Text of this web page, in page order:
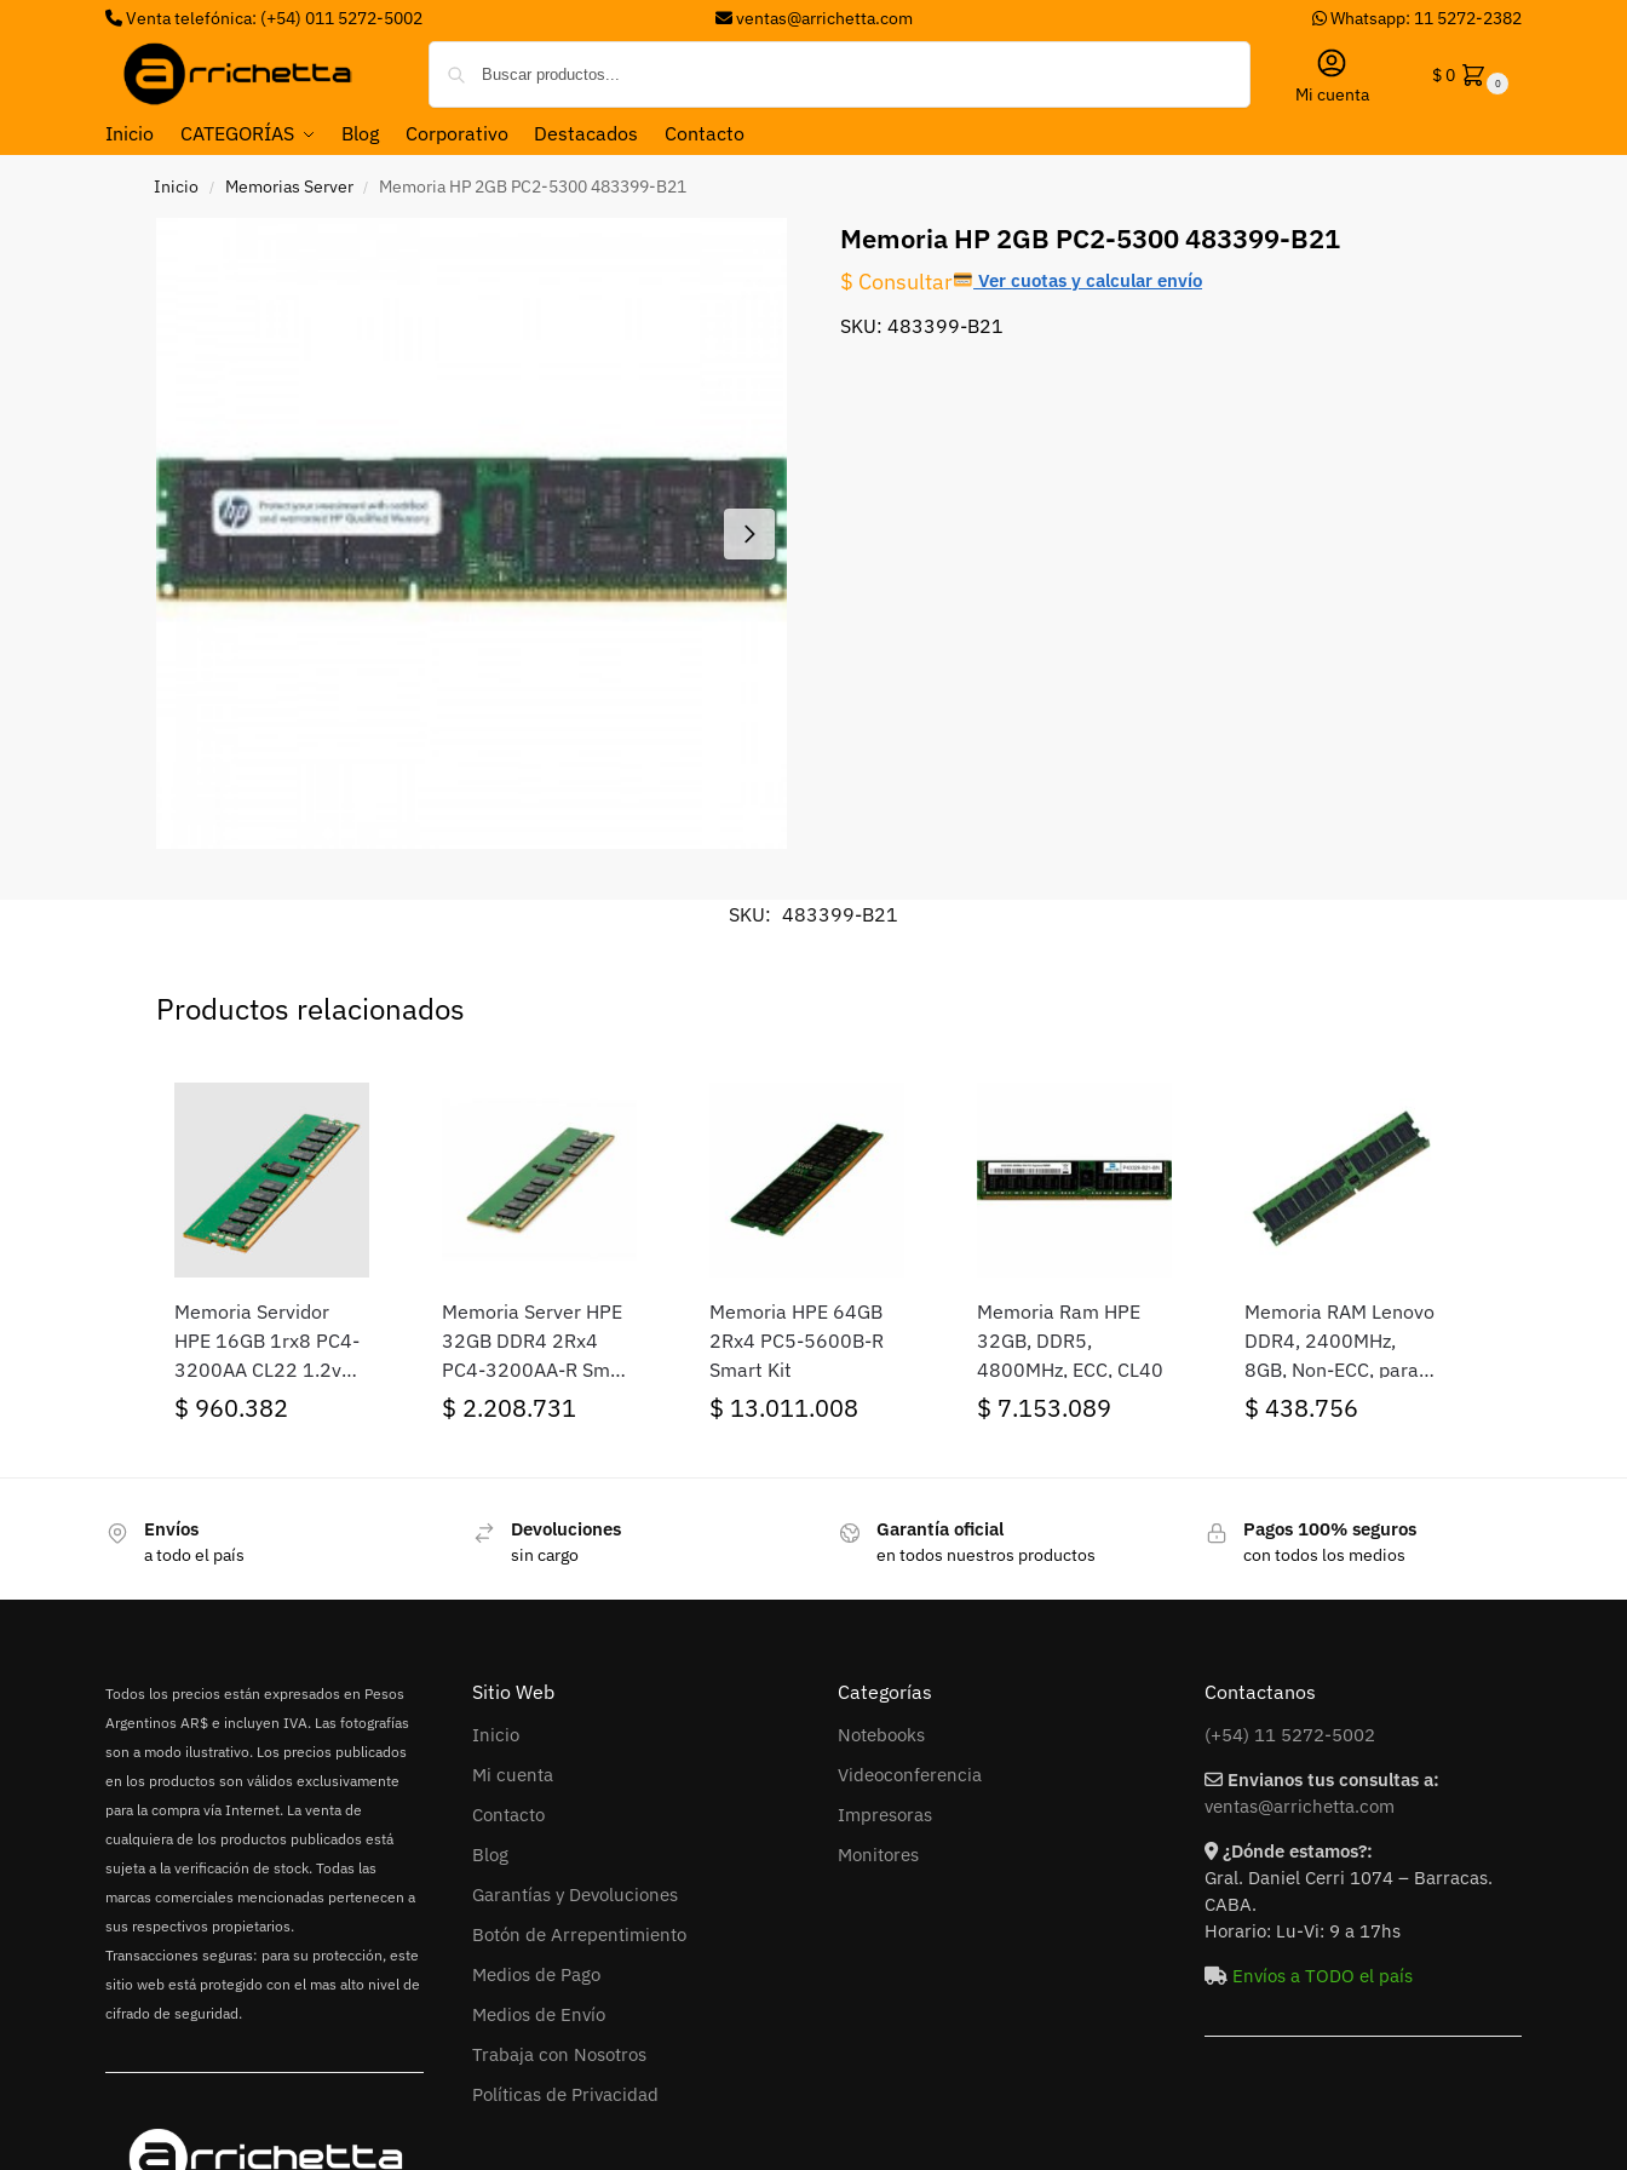
Venta telefónica: (+54) 011 5272-5002 ventas@arrichetta.com Whatsapp: 11 5272-2382
Mi cuenta
$0 0
Inicio CATEGORÍAS Blog Corporativo Destacados Contacto
Inicio / Memorias Server / Memoria HP 2GB PC2-5300 483399-B21
Memoria HP 2GB PC2-5300 483399-B21
$ Consultar
Ver cuotas y calcular envío
SKU: 483399-B21
SKU: 483399-B21
Productos relacionados
Memoria Servidor
HPE 16GB 1rx8 PC4-
3200AA CL22 1.2v
Ecc P43019-B21
$ 960.382
Memoria Server HPE
32GB DDR4 2Rx4
PC4-3200AA-R Smart
Kit AMD
$ 2.208.731
Memoria HPE 64GB
2Rx4 PC5-5600B-R
Smart Kit
$ 13.011.008
Memoria Ram HPE
32GB, DDR5,
4800MHz, ECC, CL40
$ 7.153.089
Memoria RAM Lenovo
DDR4, 2400MHz,
8GB, Non-ECC, para
ThinkServer
$ 438.756
Envíos
a todo el país
Devoluciones
sin cargo
Garantía oficial
en todos nuestros productos
Pagos 100% seguros
con todos los medios
Todos los precios están expresados en Pesos
Argentinos AR$ e incluyen IVA. Las fotografías
son a modo ilustrativo. Los precios publicados
en los productos son válidos exclusivamente
para la compra vía Internet. La venta de
cualquiera de los productos publicados está
sujeta a la verificación de stock. Todas las
marcas comerciales mencionadas pertenecen a
sus respectivos propietarios.
Transacciones seguras: para su protección, este
sitio web está protegido con el mas alto nivel de
cifrado de seguridad.
Sitio Web
Inicio
Mi cuenta
Contacto
Blog
Garantías y Devoluciones
Botón de Arrepentimiento
Medios de Pago
Medios de Envío
Trabaja con Nosotros
Políticas de Privacidad
Categorías
Notebooks
Videoconferencia
Impresoras
Monitores
Contactanos
(+54) 11 5272-5002
Envianos tus consultas a:
ventas@arrichetta.com
¿Dónde estamos?:
Gral. Daniel Cerri 1074 – Barracas.
CABA.
Horario: Lu-Vi: 9 a 17hs
Envíos a TODO el país